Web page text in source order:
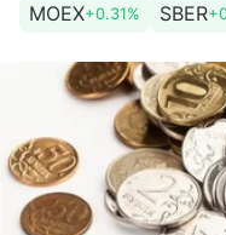
MOEX+0.31% SBER